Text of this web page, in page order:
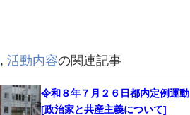
,活動内容の関連記事
令和８年７月２６日都内定例運動
[政治家と共産主義について]